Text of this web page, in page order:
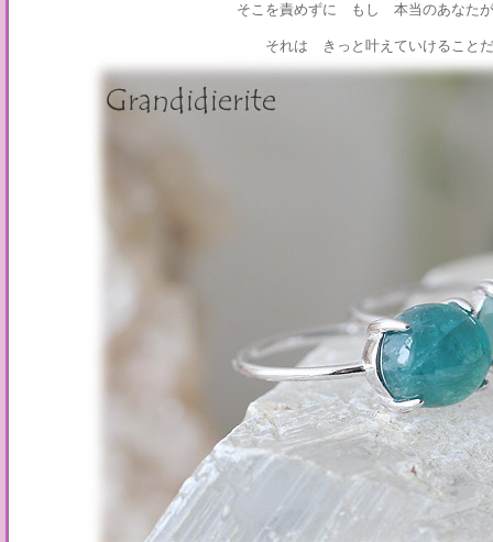
そこを責めずに もし 本当のあなた
それは きっと叶えていけること